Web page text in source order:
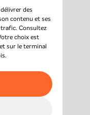
de
en 2018.
des
contenu et ses
Consultez
choix est
sur le terminal